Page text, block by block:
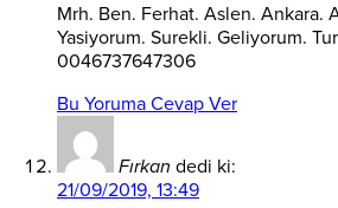
Mrh. Ben. Ferhat. Aslen. Ankara.
Yasiyorum. Surekli. Geliyorum.
0046737647306
Bu Yoruma Cevap Ver
Fırkan dedi ki:
21/09/2019, 13:49